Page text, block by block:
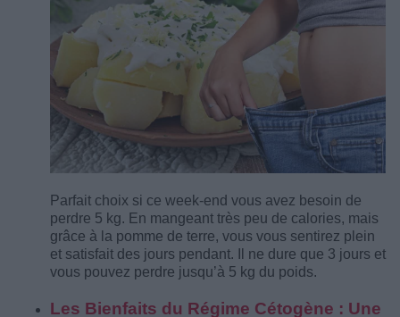
Parfait choix si ce week-end vous avez besoin de
perdre 5 kg. En mangeant très peu de calories, mais
grâce à la pomme de terre, vous vous sentirez plein
et satisfait des jours pendant. Il ne dure que 3 jours et
vous pouvez perdre jusqu’à 5 kg du poids.
Les Bienfaits du Régime Cétogène : Une